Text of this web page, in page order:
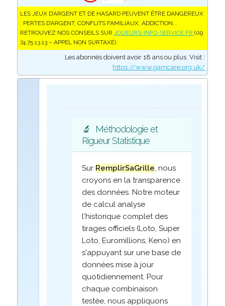
LES JEUX D’ARGENT ET DE HASARD PEUVENT ÊTRE DANGEREUX
: PERTES D’ARGENT, CONFLITS FAMILIAUX, ADDICTION...
RETROUVEZ NOS CONSEILS SUR JOUEURS-INFO-SERVICE.FR (09
74 75 13 13 – APPEL NON SURTAXÉ).
Les abonnés doivent avoir 18 ans ou plus. Visit :
https://www.gamcare.org.uk/
🔬
Méthodologie et
Rigueur Statistique
Sur RemplirSaGrille, nous
croyons en la transparence
des données. Notre moteur
de calcul analyse
l'historique complet des
tirages officiels (Loto, Super
Loto, Euromillions, Keno) en
s'appuyant sur une base de
données mise à jour
quotidiennement. Pour
chaque combinaison
testée, nous appliquons